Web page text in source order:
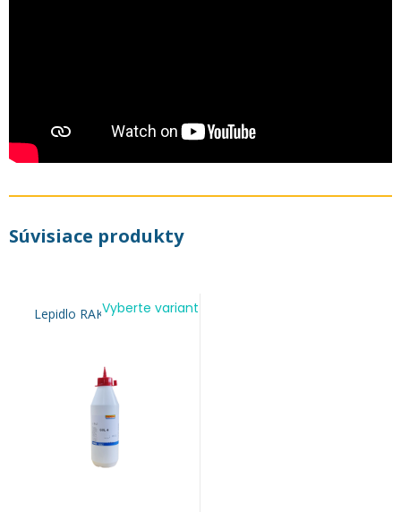
Súvisiace produkty
Lepidlo RAKOLL GXL D4
Vyberte variant